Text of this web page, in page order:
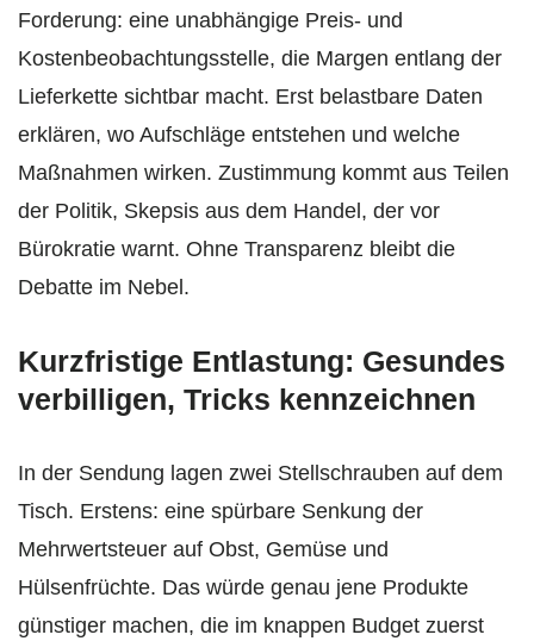
Forderung: eine unabhängige Preis- und
Kostenbeobachtungsstelle, die Margen entlang der
Lieferkette sichtbar macht. Erst belastbare Daten
erklären, wo Aufschläge entstehen und welche
Maßnahmen wirken. Zustimmung kommt aus Teilen
der Politik, Skepsis aus dem Handel, der vor
Bürokratie warnt. Ohne Transparenz bleibt die
Debatte im Nebel.
Kurzfristige Entlastung: Gesundes
verbilligen, Tricks kennzeichnen
In der Sendung lagen zwei Stellschrauben auf dem
Tisch. Erstens: eine spürbare Senkung der
Mehrwertsteuer auf Obst, Gemüse und
Hülsenfrüchte. Das würde genau jene Produkte
günstiger machen, die im knappen Budget zuerst